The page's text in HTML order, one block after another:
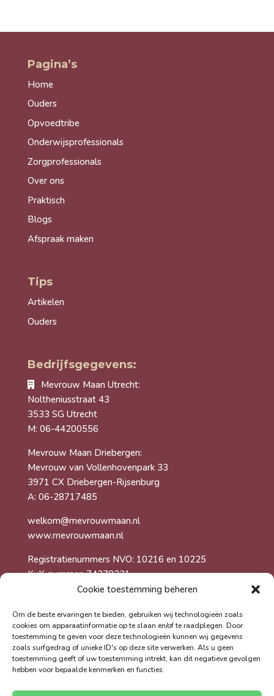
Cookie toestemming beheren
Om de beste ervaringen te bieden, gebruiken wij technologieën zoals
cookies om apparaatinformatie op te slaan en/of te raadplegen. Door
toestemming te geven voor deze technologieën kunnen wij gegevens
zoals surfgedrag of unieke ID's op deze site verwerken. Als u geen
toestemming geeft of uw toestemming intrekt, kan dit negatieve gevolgen
hebben voor bepaalde kenmerken en functies.
Pagina’s
Home
Ouders
Opvoedtribe
Onderwijsprofessionals
Zorgprofessionals
Over ons
Praktisch
Blogs
Afspraak maken
Tips
Artikelen
Ouders
Bedrijfsgegevens:
Mevrouw Maan Utrecht:
Noltheniusstraat 43
3533 SG Utrecht
M: 06-44200556
Mevrouw Maan Driebergen:
Mevrouw van Vollenhovenpark 33
3971 CX Driebergen-Rijsenburg
A: 06-28717485
welkom@mevrouwmaan.nl
www.mevrouwmaan.nl
Registratienummers NVO: 10216 en 10225
KvK-nummer: 74278231
Foto’s gemaakt door Martijn Gerritsen
Cookiebeleid
Privacybeleid
Algemene voorwaarden